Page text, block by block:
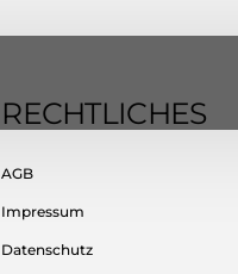
RECHTLICHES
AGB
Impressum
Datenschutz